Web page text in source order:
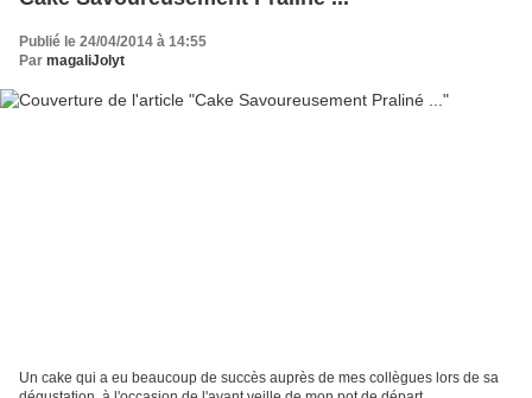
Publié le 24/04/2014 à 14:55
Par magaliJolyt
Un cake qui a eu beaucoup de succès auprès de mes collègues lors de sa